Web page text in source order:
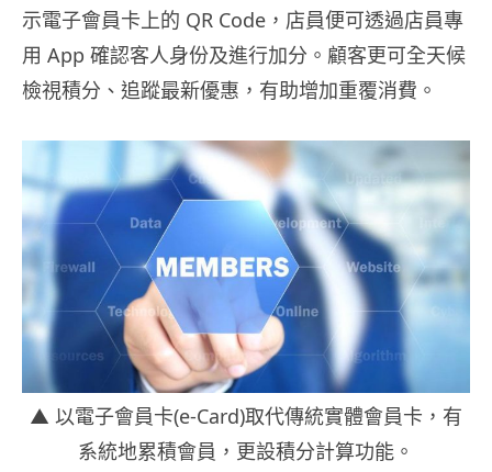
示電子會員卡上的 QR Code，店員便可透過店員專
用 App 確認客人身份及進行加分。顧客更可全天候
檢視積分、追蹤最新優惠，有助增加重覆消費。
▲ 以電子會員卡(e-Card)取代傳統實體會員卡，有
系統地累積會員，更設積分計算功能。